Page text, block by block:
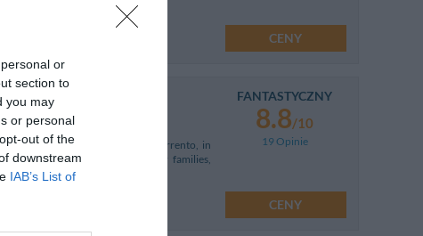
or
section to
you may
or personal
out of the
downstream
IAB’s List of
CENY
position near the centre of Sorrento, in
definitely the perfect choice for families,
FANTASTYCZNY
8.8/10
19 Opinie
CENY